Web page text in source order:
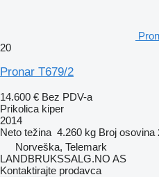
20
Pronar T679/2
14.600 € Bez PDV-a
Prikolica kiper
2014
Neto težina 4.260 kg Broj osovina
Norveška, Telemark
LANDBRUKSSALG.NO AS
Kontaktirajte prodavca